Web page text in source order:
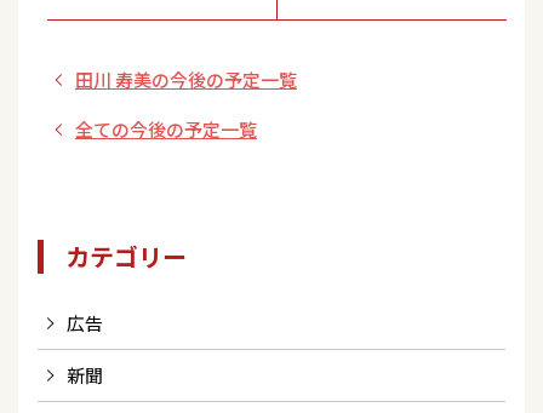
♪』※再放送
田川 寿美の今後の予定一覧
全ての今後の予定一覧
カテゴリー
広告
新聞